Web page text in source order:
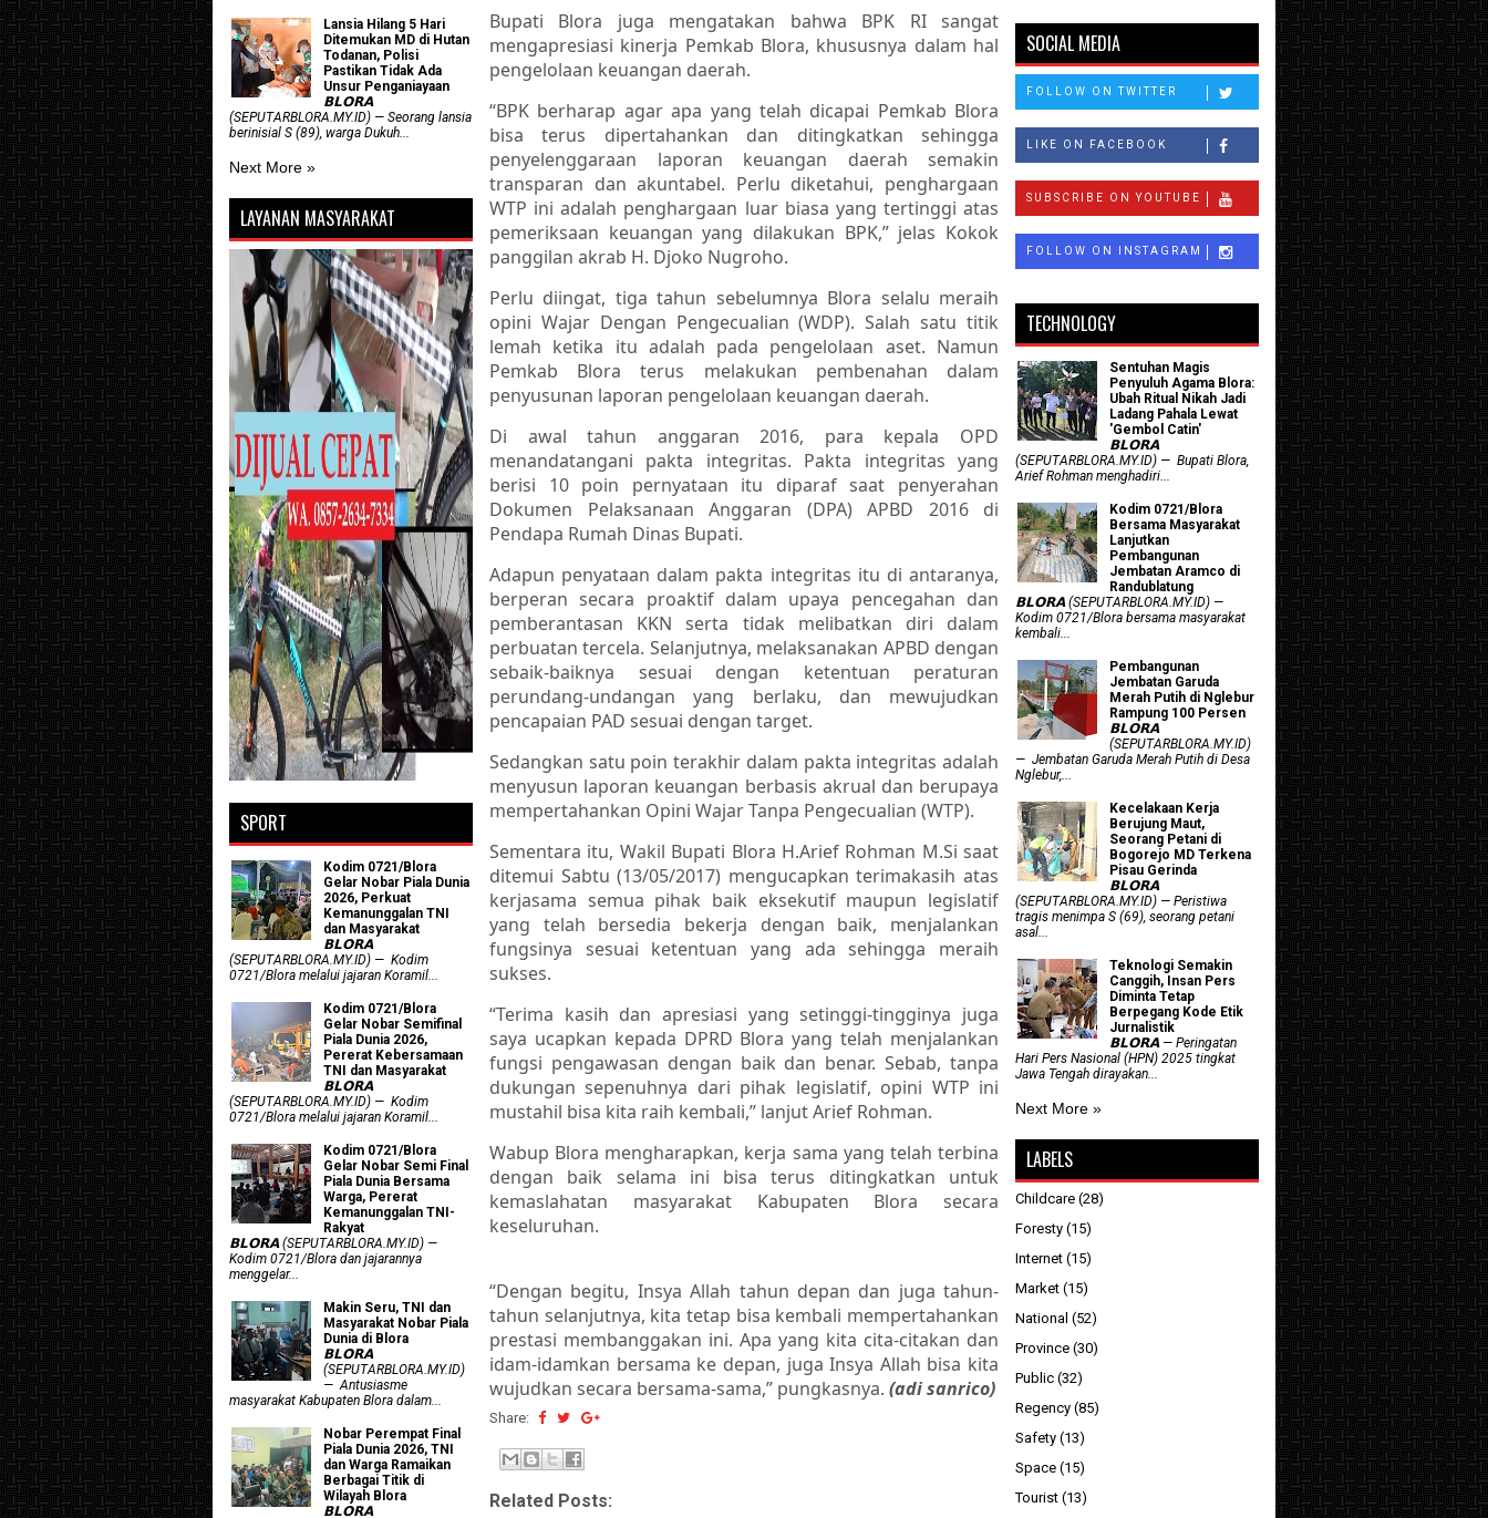
Bupati Blora juga mengatakan bahwa BPK RI sangat
mengapresiasi kinerja Pemkab Blora, khususnya dalam hal
pengelolaan keuangan daerah.
“BPK berharap agar apa yang telah dicapai Pemkab Blora
bisa terus dipertahankan dan ditingkatkan sehingga
penyelenggaraan laporan keuangan daerah semakin
transparan dan akuntabel. Perlu diketahui, penghargaan
WTP ini adalah penghargaan luar biasa yang tertinggi atas
pemeriksaan keuangan yang dilakukan BPK,” jelas Kokok
panggilan akrab H. Djoko Nugroho.
Perlu diingat, tiga tahun sebelumnya Blora selalu meraih
opini Wajar Dengan Pengecualian (WDP). Salah satu titik
lemah ketika itu adalah pada pengelolaan aset. Namun
Pemkab Blora terus melakukan pembenahan dalam
penyusunan laporan pengelolaan keuangan daerah.
Di awal tahun anggaran 2016, para kepala OPD
menandatangani pakta integritas. Pakta integritas yang
berisi 10 poin pernyataan itu diparaf saat penyerahan
Dokumen Pelaksanaan Anggaran (DPA) APBD 2016 di
Pendapa Rumah Dinas Bupati.
Adapun penyataan dalam pakta integritas itu di antaranya,
berperan secara proaktif dalam upaya pencegahan dan
pemberantasan KKN serta tidak melibatkan diri dalam
perbuatan tercela. Selanjutnya, melaksanakan APBD dengan
sebaik-baiknya sesuai dengan ketentuan peraturan
perundang-undangan yang berlaku, dan mewujudkan
pencapaian PAD sesuai dengan target.
Sedangkan satu poin terakhir dalam pakta integritas adalah
menyusun laporan keuangan berbasis akrual dan berupaya
mempertahankan Opini Wajar Tanpa Pengecualian (WTP).
Sementara itu, Wakil Bupati Blora H.Arief Rohman M.Si saat
ditemui Sabtu (13/05/2017) mengucapkan terimakasih atas
kerjasama semua pihak baik eksekutif maupun legislatif
yang telah bersedia bekerja dengan baik, menjalankan
fungsinya sesuai ketentuan yang ada sehingga meraih
sukses.
“Terima kasih dan apresiasi yang setinggi-tingginya juga
saya ucapkan kepada DPRD Blora yang telah menjalankan
fungsi pengawasan dengan baik dan benar. Sebab, tanpa
dukungan sepenuhnya dari pihak legislatif, opini WTP ini
mustahil bisa kita raih kembali,” lanjut Arief Rohman.
Wabup Blora mengharapkan, kerja sama yang telah terbina
dengan baik selama ini bisa terus ditingkatkan untuk
kemaslahatan masyarakat Kabupaten Blora secara
keseluruhan.
“Dengan begitu, Insya Allah tahun depan dan juga tahun-
tahun selanjutnya, kita tetap bisa kembali mempertahankan
prestasi membanggakan ini. Apa yang kita cita-citakan dan
idam-idamkan bersama ke depan, juga Insya Allah bisa kita
wujudkan secara bersama-sama,” pungkasnya. (adi sanrico)
Share:
Related Posts:
Lansia Hilang 5 Hari
Ditemukan MD di Hutan
Todanan, Polisi
Pastikan Tidak Ada
Unsur Penganiayaan
𝗕𝗟𝗢𝗥𝗔
(SEPUTARBLORA.MY.ID) — Seorang lansia
berinisial S (89), warga Dukuh...
Next More »
LAYANAN MASYARAKAT
SPORT
Kodim 0721/Blora
Gelar Nobar Piala Dunia
2026, Perkuat
Kemanunggalan TNI
dan Masyarakat
𝗕𝗟𝗢𝗥𝗔
(SEPUTARBLORA.MY.ID) — Kodim
0721/Blora melalui jajaran Koramil...
Kodim 0721/Blora
Gelar Nobar Semifinal
Piala Dunia 2026,
Pererat Kebersamaan
TNI dan Masyarakat
𝗕𝗟𝗢𝗥𝗔
(SEPUTARBLORA.MY.ID) — Kodim
0721/Blora melalui jajaran Koramil...
Kodim 0721/Blora
Gelar Nobar Semi Final
Piala Dunia Bersama
Warga, Pererat
Kemanunggalan TNI-
Rakyat
𝗕𝗟𝗢𝗥𝗔 (SEPUTARBLORA.MY.ID) —
Kodim 0721/Blora dan jajarannya
menggelar...
Makin Seru, TNI dan
Masyarakat Nobar Piala
Dunia di Blora
𝗕𝗟𝗢𝗥𝗔
(SEPUTARBLORA.MY.ID)
— Antusiasme
masyarakat Kabupaten Blora dalam...
Nobar Perempat Final
Piala Dunia 2026, TNI
dan Warga Ramaikan
Berbagai Titik di
Wilayah Blora
𝗕𝗟𝗢𝗥𝗔
SOCIAL MEDIA
FOLLOW ON TWITTER
LIKE ON FACEBOOK
SUBSCRIBE ON YOUTUBE
FOLLOW ON INSTAGRAM
TECHNOLOGY
Sentuhan Magis
Penyuluh Agama Blora:
Ubah Ritual Nikah Jadi
Ladang Pahala Lewat
'Gembol Catin'
𝗕𝗟𝗢𝗥𝗔
(SEPUTARBLORA.MY.ID) — Bupati Blora,
Arief Rohman menghadiri...
Kodim 0721/Blora
Bersama Masyarakat
Lanjutkan
Pembangunan
Jembatan Aramco di
Randublatung
𝗕𝗟𝗢𝗥𝗔 (SEPUTARBLORA.MY.ID) —
Kodim 0721/Blora bersama masyarakat
kembali...
Pembangunan
Jembatan Garuda
Merah Putih di Nglebur
Rampung 100 Persen
𝗕𝗟𝗢𝗥𝗔
(SEPUTARBLORA.MY.ID)
— Jembatan Garuda Merah Putih di Desa
Nglebur,...
Kecelakaan Kerja
Berujung Maut,
Seorang Petani di
Bogorejo MD Terkena
Pisau Gerinda
𝗕𝗟𝗢𝗥𝗔
(SEPUTARBLORA.MY.ID) — Peristiwa
tragis menimpa S (69), seorang petani
asal...
Teknologi Semakin
Canggih, Insan Pers
Diminta Tetap
Berpegang Kode Etik
Jurnalistik
𝗕𝗟𝗢𝗥𝗔 — Peringatan
Hari Pers Nasional (HPN) 2025 tingkat
Jawa Tengah dirayakan...
Next More »
LABELS
Childcare (28)
Foresty (15)
Internet (15)
Market (15)
National (52)
Province (30)
Public (32)
Regency (85)
Safety (13)
Space (15)
Tourist (13)